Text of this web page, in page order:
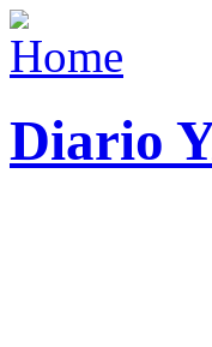
Diario